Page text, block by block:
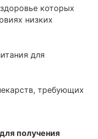
которых
низких
для
требующих
получения